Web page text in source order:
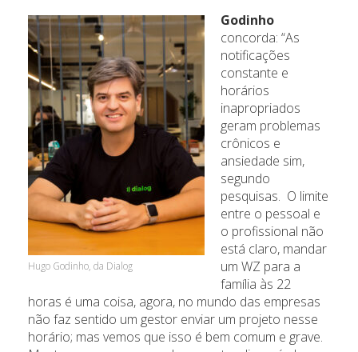
Hugo Godinho, da Dialog
Godinho
concorda: “As
notificações
constante e
horários
inapropriados
geram problemas
crônicos e
ansiedade sim,
segundo
pesquisas. O limite
entre o pessoal e
o profissional não
está claro, mandar
um WZ para a
família às 22
horas é uma coisa, agora, no mundo das empresas
não faz sentido um gestor enviar um projeto nesse
horário; mas vemos que isso é bem comum e grave.